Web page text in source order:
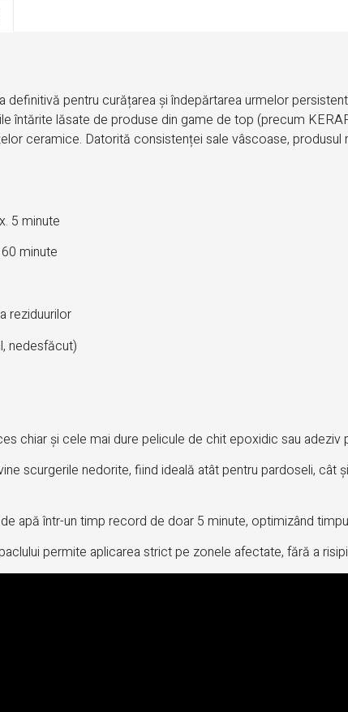
pentru curățarea și îndepărtarea urmelor
întărite lăsate de produse din game de top (precum
ceramice. Datorită consistenței sale vâscoase, produsul
5 minute
minute
reziduurilor
nedesfăcut)
chiar și cele mai dure pelicule de chit epoxidic sau adeziv
scurgerile nedorite, fiind ideală atât pentru pardoseli, cât
apă într-un timp record de doar 5 minute, optimizând
permite aplicarea strict pe zonele afectate, fără a